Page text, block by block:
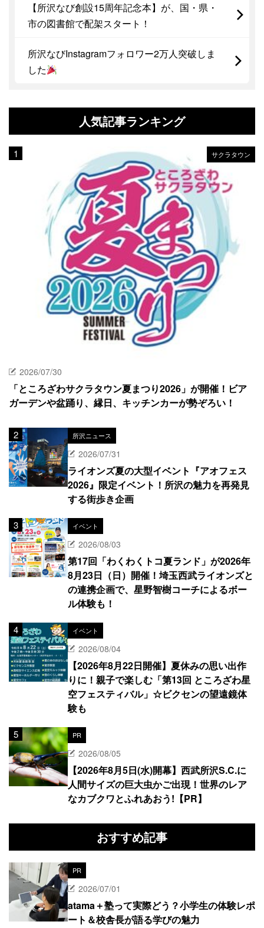
【所沢なび創設15周年記念本】が、国・県・
市の図書館で配架スタート！
所沢なびInstagramフォロワー2万人突破しま
した
人気記事ランキング
サクラタウン
2026/07/30
「ところざわサクラタウン夏まつり2026」が開催！ビア
ガーデンや盆踊り、縁日、キッチンカーが勢ぞろい！
所沢ニュース
2026/07/31
ライオンズ夏の大型イベント『アオフェス
2026』限定イベント！所沢の魅力を再発見
する街歩き企画
イベント
2026/08/03
第17回「わくわくトコ夏ランド」が2026年
8月23日（日）開催！埼玉西武ライオンズと
の連携企画で、星野智樹コーチによるボー
ル体験も！
イベント
2026/08/04
【2026年8月22日開催】夏休みの思い出作
りに！親子で楽しむ「第13回 ところざわ星
空フェスティバル」☆ビクセンの望遠鏡体
験も
PR
2026/08/05
【2026年8月5日(水)開幕】西武所沢S.C.に
人間サイズの巨大虫かご出現！世界のレア
なカブクワとふれあおう!【PR】
おすすめ記事
PR
2026/07/01
atama＋塾って実際どう？小学生の体験レポ
ート＆校舎長が語る学びの魅力